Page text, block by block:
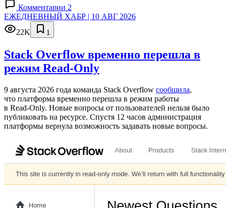
Комментарии 2
ЕЖЕДНЕВНЫЙ ХАБР | 10 АВГ 2026
22K
1
Stack Overflow временно перешла в
режим Read-Only
9 августа 2026 года команда Stack Overflow сообщила,
что платформа временно перешла в режим работы
в Read‑Only. Новые вопросы от пользователей нельзя было
публиковать на ресурсе. Спустя 12 часов администрация
платформы вернула возможность задавать новые вопросы.